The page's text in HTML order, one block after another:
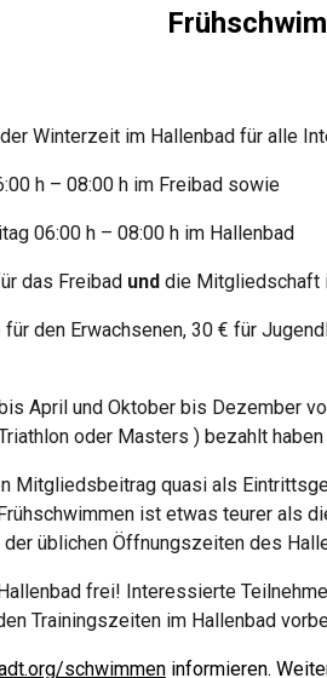
Winterzeit im Hallenbad für alle
h – 08:00 h im Freibad sowie
06:00 h – 08:00 h im Hallenbad
das Freibad unddie Mitgliedschaft
den Erwachsenen, 30 € für
April und Oktober bis Dezember
oder Masters ) bezahlt haben
Mitgliedsbeitrag quasi als
ist etwas teurer als
üblichen Öffnungszeiten des
frei! Interessierte
Trainingszeiten im Hallenbad
schwimmeninformieren.